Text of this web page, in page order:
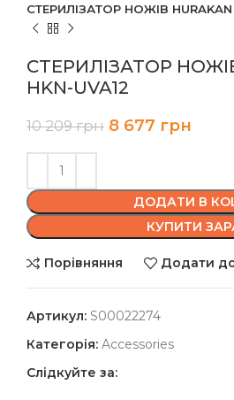
СТЕРИЛІЗАТОР НОЖІВ HURAKAN
СТЕРИЛІЗАТОР
HKN-UVA12
10 209грн 8 677 грн
ДОДАТИ В
КУПИТИ
Порівняння Додати
Артикул: S00022274
Категорія: Accessories
Слідкуйте за: